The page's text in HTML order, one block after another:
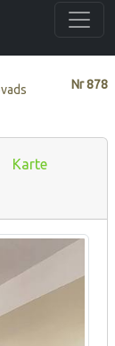
Nr878
Karte